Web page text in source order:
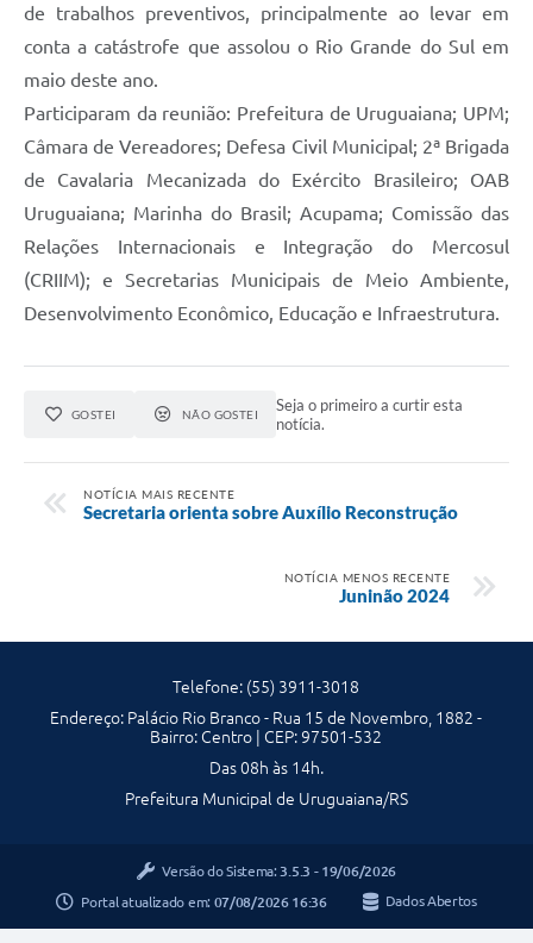
de trabalhos preventivos, principalmente ao levar em
conta a catástrofe que assolou o Rio Grande do Sul em
maio deste ano.
Participaram da reunião: Prefeitura de Uruguaiana; UPM;
Câmara de Vereadores; Defesa Civil Municipal; 2ª Brigada
de Cavalaria Mecanizada do Exército Brasileiro; OAB
Uruguaiana; Marinha do Brasil; Acupama; Comissão das
Relações Internacionais e Integração do Mercosul
(CRIIM); e Secretarias Municipais de Meio Ambiente,
Desenvolvimento Econômico, Educação e Infraestrutura.
GOSTEI NÃO GOSTEI
Seja o primeiro a curtir esta
notícia.
NOTÍCIA MAIS RECENTE
Secretaria orienta sobre Auxílio Reconstrução
NOTÍCIA MENOS RECENTE
Juninão 2024
Telefone: (55) 3911-3018
Endereço: Palácio Rio Branco - Rua 15 de Novembro, 1882 -
Bairro: Centro | CEP: 97501-532
Das 08h às 14h.
Prefeitura Municipal de Uruguaiana/RS
Versão do Sistema: 3.5.3 - 19/06/2026
Portal atualizado em: 07/08/2026 16:36 Dados Abertos